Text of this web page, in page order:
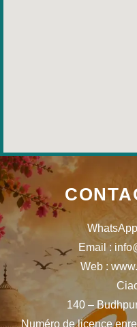
Email :
Web :
140 –
Numéro de licence